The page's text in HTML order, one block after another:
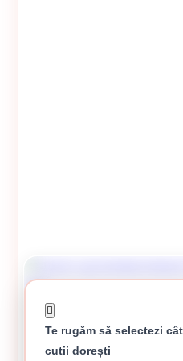
Te rugăm să selectezi
cutii dorești